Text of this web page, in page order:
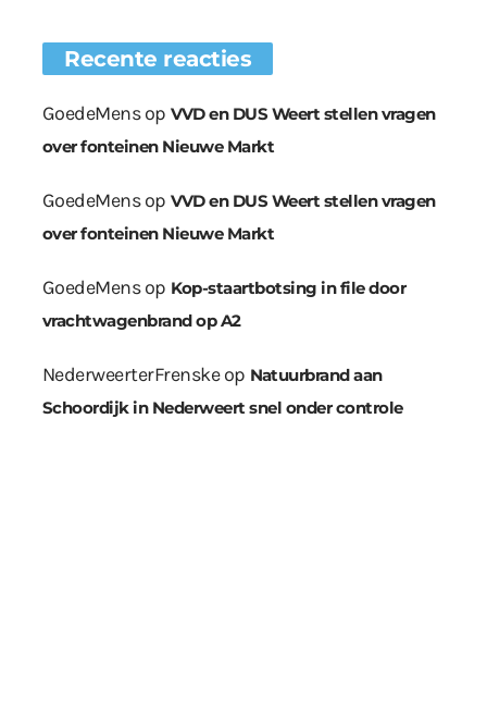
Recente reacties
GoedeMensop VVD en DUS Weert stellen vragen
over fonteinen Nieuwe Markt
GoedeMensop VVD en DUS Weert stellen vragen
over fonteinen Nieuwe Markt
GoedeMensop Kop-staartbotsing in file door
vrachtwagenbrand op A2
NederweerterFrenskeop Natuurbrand aan
Schoordijk in Nederweert snel onder controle